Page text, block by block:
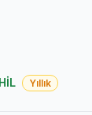
Yıllık